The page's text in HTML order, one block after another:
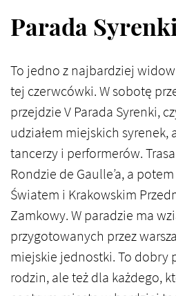
Parada
To jedno z najbardziej
tej czerwcówki. W sobotę
przejdzie V Parada Syrenki,
udziałem miejskich syrenek,
tancerzy i performerów.
Rondzie de Gaulle’a, a
Światem i Krakowskim
Zamkowy. W paradzie ma
przygotowanych przez
miejskie jednostki. To dobry
rodzin, ale też dla każdego,